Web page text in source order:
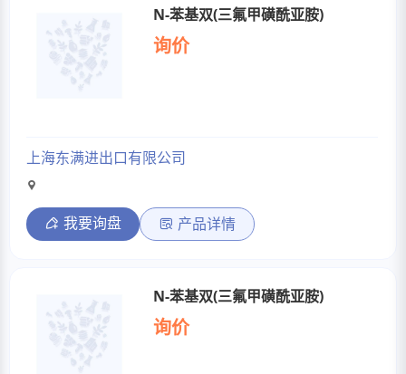
N-苯基双(三氟甲磺酰亚胺)
询价
上海东满进出口有限公司
我要询盘 产品详情
N-苯基双(三氟甲磺酰亚胺)
询价